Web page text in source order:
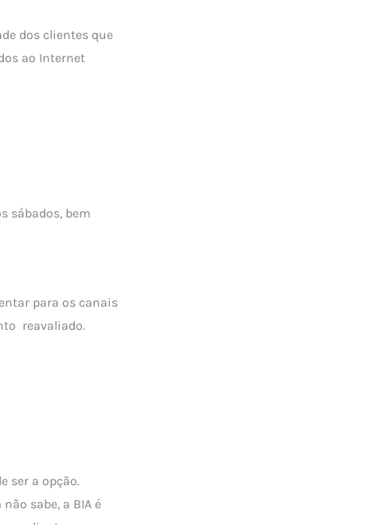
dos clientes que
ao Internet
sábados, bem
para os canais
reavaliado.
ser a opção.
sabe, a BIA é